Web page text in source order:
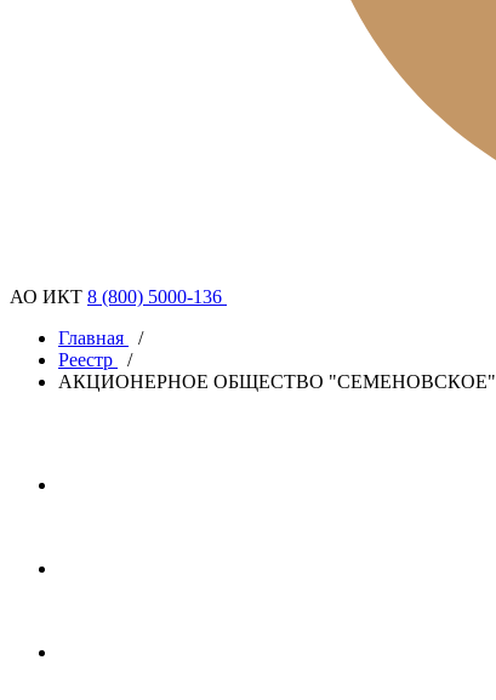
АО ИКТ 8 (800) 5000-136
Главная
/
Реестр
/
АКЦИОНЕРНОЕ ОБЩЕСТВО "СЕМЕНОВСКОЕ"